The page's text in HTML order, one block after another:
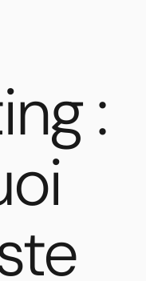
: